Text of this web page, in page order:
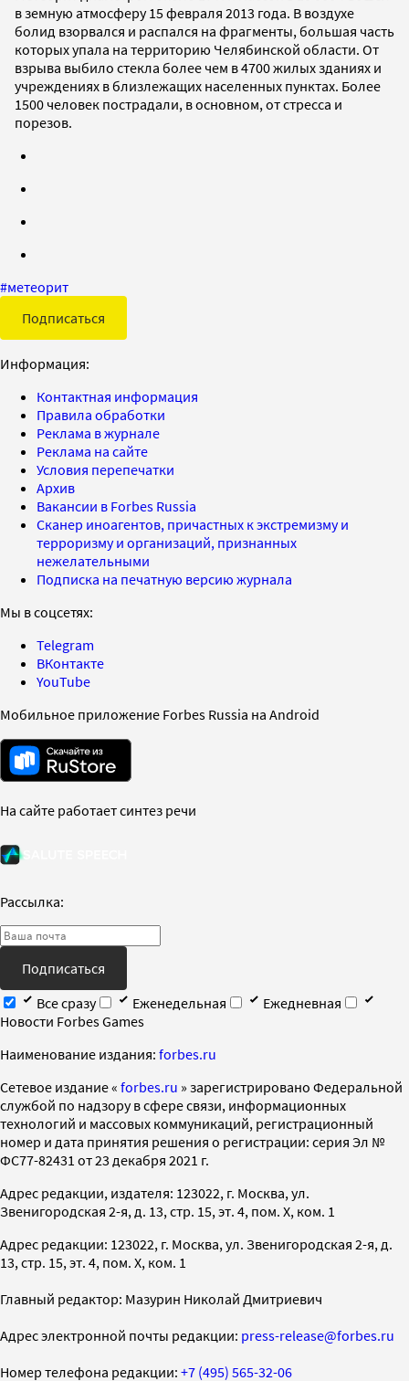
в земную атмосферу 15 февраля 2013 года. В воздухе
болид взорвался и распался на фрагменты, большая часть
которых упала на территорию Челябинской области. От
взрыва выбило стекла более чем в 4700 жилых зданиях и
учреждениях в близлежащих населенных пунктах. Более
1500 человек пострадали, в основном, от стресса и
порезов.
#метеорит
Подписаться
Информация:
Контактная информация
Правила обработки
Реклама в журнале
Реклама на сайте
Условия перепечатки
Архив
Вакансии в Forbes Russia
Сканер иноагентов, причастных к экстремизму и
терроризму и организаций, признанных
нежелательными
Подписка на печатную версию журнала
Мы в соцсетях:
Telegram
ВКонтакте
YouTube
Мобильное приложение Forbes Russia на Android
На сайте работает синтез речи
Рассылка:
Подписаться
Все сразу
Еженедельная
Ежедневная
Новости Forbes Games
Наименование издания: forbes.ru
Cетевое издание « forbes.ru » зарегистрировано Федеральной
службой по надзору в сфере связи, информационных
технологий и массовых коммуникаций, регистрационный
номер и дата принятия решения о регистрации: серия Эл №
ФС77-82431 от 23 декабря 2021 г.
Адрес редакции, издателя: 123022, г. Москва, ул.
Звенигородская 2-я, д. 13, стр. 15, эт. 4, пом. X, ком. 1
Адрес редакции: 123022, г. Москва, ул. Звенигородская 2-я, д.
13, стр. 15, эт. 4, пом. X, ком. 1
Главный редактор: Мазурин Николай Дмитриевич
Адрес электронной почты редакции: press-release@forbes.ru
Номер телефона редакции: +7 (495) 565-32-06